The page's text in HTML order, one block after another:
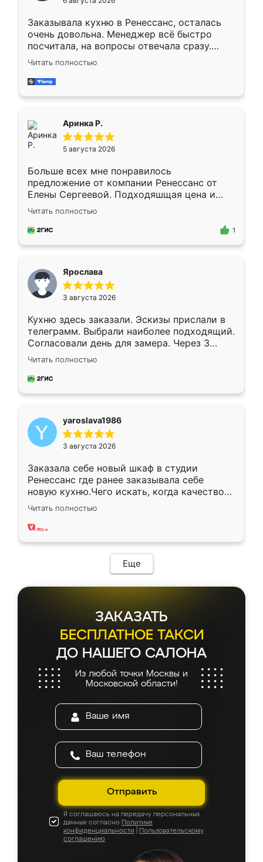
мебели буду заказывать только здесь.
Заказывала кухню в Ренессанс, осталась
очень довольна. Менеджер всё быстро
посчитала, на вопросы отвечала сразу.
Замерщик приехал в субботу, подошёл к
делу со всей ответственностью. Собрали
за день, ребята работали аккуратно, даже
Читать полностью
Аринка Р.
5 августа 2026
Больше всех мне понравилось
предложение от компании Ренессанс от
Елены Сергеевой. Подходяшщая цена и
короткие сроки изготовления. Приехавший
для замера сотрудник Владислав
предложил по моему эскизу самый
Читать полностью
1
Ярослава
3 августа 2026
Кухню здесь заказали. Эскизы прислали в
телеграмм. Выбрали наиболее подходящий.
Согласовали день для замера. Через 3
недели кухня была уже готова. Остались
довольны работой. Спасибо Ренессанс
мебель за качественную работу!
Читать полностью
yaroslava1986
3 августа 2026
Заказала себе новый шкаф в студии
Ренессанс где ранее заказывала себе
новую кухню.Чего искать, когда качеством
вполне довольна. Служит кухня уже почти
два года, нареканий нет.
Читать полностью
Еще
ЗАКАЗАТЬ
БЕСПЛАТНОЕ ТАКСИ
ДО НАШЕГО САЛОНА
Из любой точки Москвы и
Московской области!
Отправить
Я соглашаюсь на передачу персональных
данных согласно Политике
конфиденциальности
Пользовательскому
соглашению